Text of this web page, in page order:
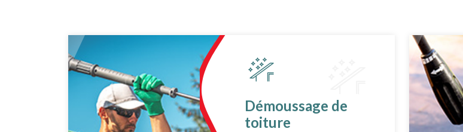
Démoussage de
toiture